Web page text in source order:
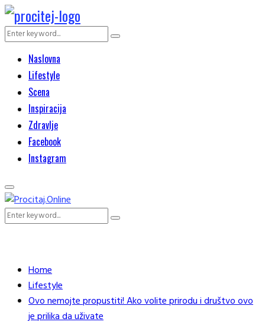
Search
Search
Naslovna
Lifestyle
Scena
Inspiracija
Zdravlje
Facebook
Instagram
Primary
Menu
Search
Search
Home
Lifestyle
Ovo nemojte propustiti! Ako volite prirodu i društvo ovo
je prilika da uživate